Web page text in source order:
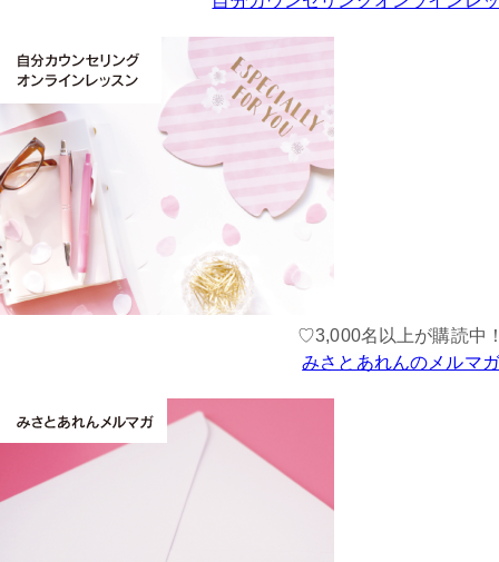
♡3,000名以上が購読中
みさとあれんのメルマガ